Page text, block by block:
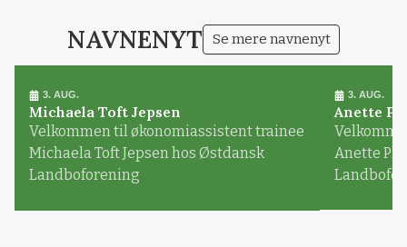
NAVNENYT Se mere navnenyt
3. AUG.
Michaela Toft Jepsen
Velkommen til økonomiassistent trainee
Michaela Toft Jepsen hos Østdansk
Landboforening
3. AUG.
Anette
Anette